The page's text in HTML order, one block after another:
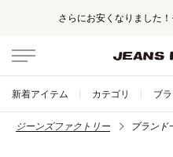
さらにお安くなりました！
新着アイテム カテゴリ ブ
ジーンズファクトリー ブランド